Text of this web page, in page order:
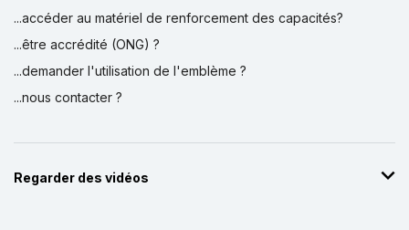
...accéder au matériel de renforcement des capacités?
...être accrédité (ONG) ?
...demander l'utilisation de l'emblème ?
...nous contacter ?
Regarder des vidéos